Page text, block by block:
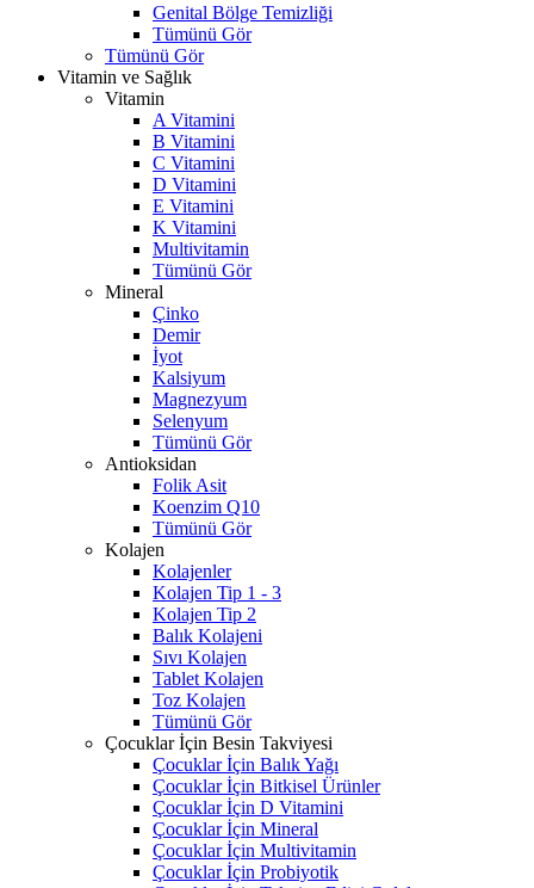
Genital Bölge Temizliği
Tümünü Gör
Tümünü Gör
Vitamin ve Sağlık
Vitamin
A Vitamini
B Vitamini
C Vitamini
D Vitamini
E Vitamini
K Vitamini
Multivitamin
Tümünü Gör
Mineral
Çinko
Demir
İyot
Kalsiyum
Magnezyum
Selenyum
Tümünü Gör
Antioksidan
Folik Asit
Koenzim Q10
Tümünü Gör
Kolajen
Kolajenler
Kolajen Tip 1 - 3
Kolajen Tip 2
Balık Kolajeni
Sıvı Kolajen
Tablet Kolajen
Toz Kolajen
Tümünü Gör
Çocuklar İçin Besin Takviyesi
Çocuklar İçin Balık Yağı
Çocuklar İçin Bitkisel Ürünler
Çocuklar İçin D Vitamini
Çocuklar İçin Mineral
Çocuklar İçin Multivitamin
Çocuklar İçin Probiyotik